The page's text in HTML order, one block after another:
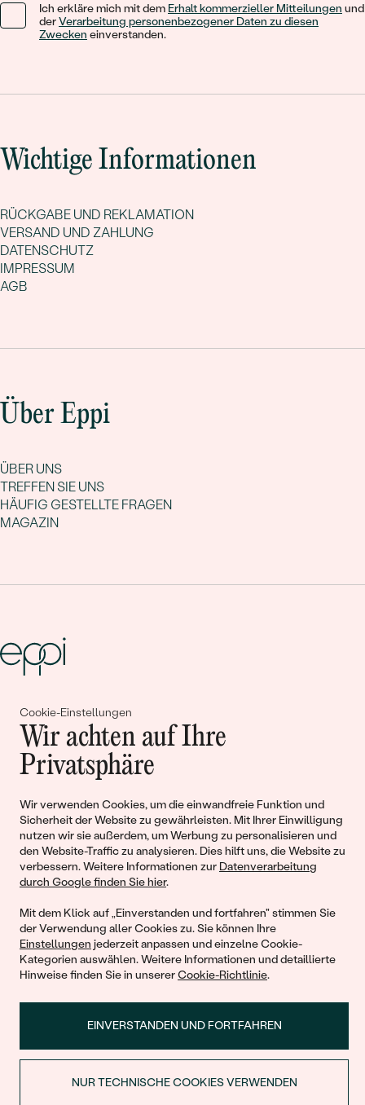
Cookie-Einstellungen
Wir achten auf Ihre
Privatsphäre
Wir verwenden Cookies, um die einwandfreie Funktion und
Sicherheit der Website zu gewährleisten. Mit Ihrer Einwilligung
nutzen wir sie außerdem, um Werbung zu personalisieren und
den Website-Traffic zu analysieren. Dies hilft uns, die Website zu
verbessern. Weitere Informationen zur Datenverarbeitung
durch Google finden Sie hier.
Mit dem Klick auf „Einverstanden und fortfahren" stimmen Sie
der Verwendung aller Cookies zu. Sie können Ihre
Einstellungen jederzeit anpassen und einzelne Cookie-
Kategorien auswählen. Weitere Informationen und detaillierte
Hinweise finden Sie in unsererCookie-Richtlinie.
EINVERSTANDEN UND FORTFAHREN
NUR TECHNISCHE COOKIES VERWENDEN
Ich erkläre mich mit dem Erhalt kommerzieller Mitteilungen und
derVerarbeitung personenbezogener Daten zu diesen
Zwecken einverstanden.
Wichtige Informationen
RÜCKGABE UND REKLAMATION
VERSAND UND ZAHLUNG
DATENSCHUTZ
IMPRESSUM
AGB
Über Eppi
ÜBER UNS
TREFFEN SIE UNS
HÄUFIG GESTELLTE FRAGEN
MAGAZIN
Gemeinsam erschaffen wir
Geschichten von Schönheit und
Liebe
Begleiten Sie uns!
© 2011 - 2026, Eppi.de